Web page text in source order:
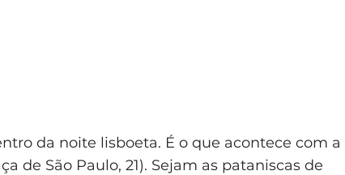
da noite lisboeta. É o que acontece com a
de São Paulo, 21). Sejam as pataniscas de